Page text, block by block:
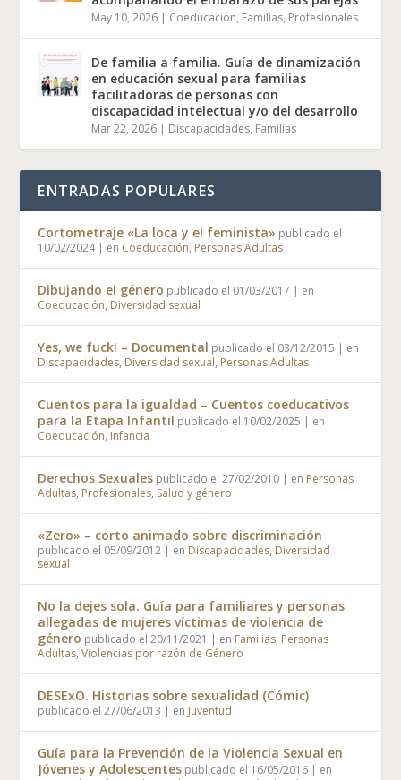
May 10, 2026 | Coeducación, Familias, Profesionales
De familia a familia. Guía de dinamización
en educación sexual para familias
facilitadoras de personas con
discapacidad intelectual y/o del desarrollo
Mar 22, 2026 | Discapacidades, Familias
ENTRADAS POPULARES
Cortometraje «La loca y el feminista» publicado el
10/02/2024| en Coeducación, Personas Adultas
Dibujando el género publicado el 01/03/2017 | en
Coeducación, Diversidad sexual
Yes, we fuck! – Documental publicado el 03/12/2015 | en
Discapacidades, Diversidad sexual, Personas Adultas
Cuentos para la igualdad – Cuentos coeducativos
para la Etapa Infantil publicado el 10/02/2025 | en
Coeducación, Infancia
Derechos Sexuales publicado el 27/02/2010 | en Personas
Adultas, Profesionales, Salud y género
«Zero» – corto animado sobre discriminación
publicado el 05/09/2012 | en Discapacidades, Diversidad
sexual
No la dejes sola. Guía para familiares y personas
allegadas de mujeres víctimas de violencia de
género publicado el 20/11/2021 | en Familias, Personas
Adultas,Violencias por razón de Género
DESExO. Historias sobre sexualidad (Cómic)
publicado el 27/06/2013 | en Juventud
Guía para la Prevención de la Violencia Sexual en
Jóvenes y Adolescentes publicado el 16/05/2016 | en